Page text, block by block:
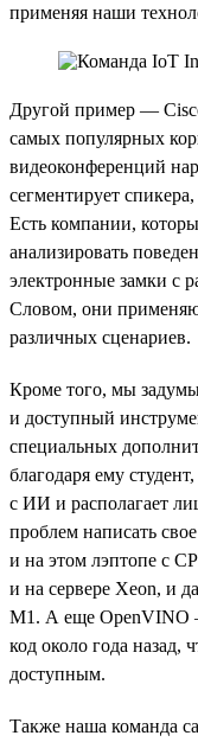
применяя наши
Другой пример —
самых популярных
видеоконференций
сегментирует
Есть компании,
анализировать
электронные замки с
Словом, они
различных сценариев.
Кроме того, мы
и доступный
специальных
благодаря ему
с ИИ и располагает
проблем написать
и на этом лэптопе с
и на сервере Xeon, и
M1. А еще OpenVINO
код около года назад,
доступным.
Также наша команда